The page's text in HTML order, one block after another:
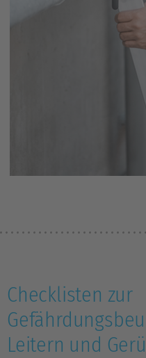
Checklisten zur
Leitern und